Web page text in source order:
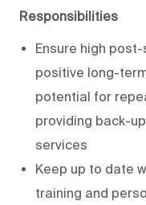
Responsibilities
Ensure high
positive long-
potential for
providing back-
services
Keep up to date
training and